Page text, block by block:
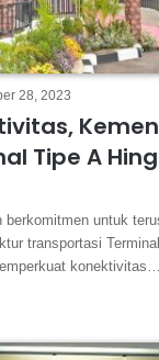
28, 2023
Tipe A
berkomitmen untuk
transportasi
konektivitas…